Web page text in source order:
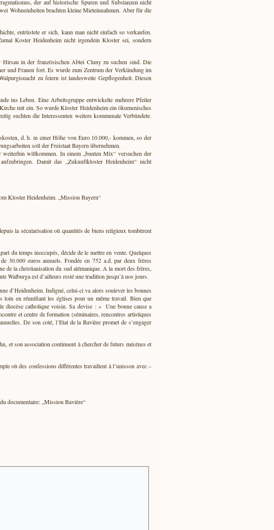
der auf historische Spuren und Substanzen nicht
Wohneinheiten brachten kleine Mieteinnahmen. Aber für die
entrüstete er sich, kann man nicht einfach so verkaufen.
Koster Heidenheim nicht irgendein Kloster sei, sondern
in der französischen Abtei Cluny zu suchen sind. Die
und Frauen fort. Es wurde zum Zentrum der Verkündung im
zu feiern ist landesweite Gepflogenheit. Diesen
ins Leben. Eine Arbeitsgruppe entwickelte mehrere Pfeiler
mit ein. So wurde Kloster Heidenheim ein ökumenisches
suchten die Interessenten weitere kommunale Verbündete.
d. h. in einer Höhe von Euro 10.000,- kommen, so der
soll der Freistaat Bayern übernehmen.
willkommen. In einem „bunten Mix“ versuchen der
Damit das „Zukunftkloster Heidenheim“ nicht
Kloster Heidenheim. „Mission Bayern“
la sécularisation où quantités de biens religieux tombèrent
du temps inoccupés, décide de le mettre en vente. Quelques
30.000 euros annuels. Fondée en 752 a.d. par deux frères
de la christianisation du sud alémanique. A la mort des frères,
Walburga est d’ailleurs resté une tradition jusqu’à nos jours.
d’Heidenheim. Indigné, celui-ci va alors soulever les bonnes
loin en réunifiant les églises pour un même travail. Bien que
diocèse catholique voisin. Sa devise : « Une bonne cause a
et centre de formation (séminaires, rencontres artistiques
De son coté, l’Etat de la Bavière promet de s’engager
et son association continuent à chercher de futurs mécènes et
où des confessions différentes travaillent à l’unisson avec –
documentaire: „Mission Bavière“